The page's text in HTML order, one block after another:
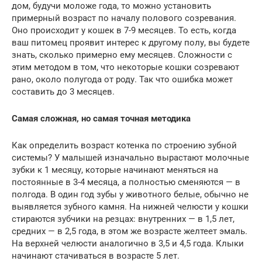
дом, будучи моложе года, то можно установить
примерный возраст по началу полового созревания.
Оно происходит у кошек в 7-9 месяцев. То есть, когда
ваш питомец проявит интерес к другому полу, вы будете
знать, сколько примерно ему месяцев. Сложности с
этим методом в том, что некоторые кошки созревают
рано, около полугода от роду. Так что ошибка может
составить до 3 месяцев.
Самая сложная, но самая точная методика
Как определить возраст котенка по строению зубной
системы? У малышей изначально вырастают молочные
зубки к 1 месяцу, которые начинают меняться на
постоянные в 3-4 месяца, а полностью сменяются — в
полгода. В один год зубы у животного белые, обычно не
выявляется зубного камня. На нижней челюсти у кошки
стираются зубчики на резцах: внутренних — в 1,5 лет,
средних — в 2,5 года, в этом же возрасте желтеет эмаль.
На верхней челюсти аналогично в 3,5 и 4,5 года. Клыки
начинают стачиваться в возрасте 5 лет.